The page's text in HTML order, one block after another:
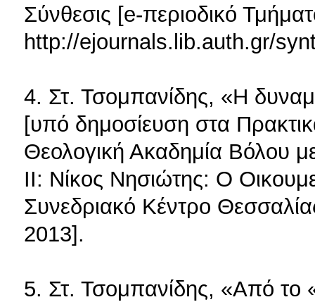
Σύνθεσις [e-περιοδικό
http://ejournals.lib.auth.gr/
4. Στ. Τσομπανίδης, «Η
[υπό δημοσίευση στα
Θεολογική Ακαδημία Βόλου
ΙΙ: Νίκος Νησιώτης: Ο
Συνεδριακό Κέντρο
2013].
5. Στ. Τσομπανίδης, «Από